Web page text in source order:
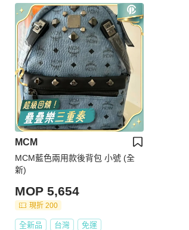
MCM
MCM藍色兩用款後背包 小號 (全
新)
MOP 5,654
現折 200
全新品 台灣 免運